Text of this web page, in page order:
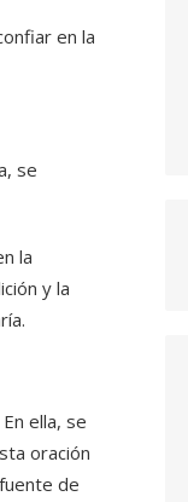
en la
se
la
y la
ella, se
oración
de